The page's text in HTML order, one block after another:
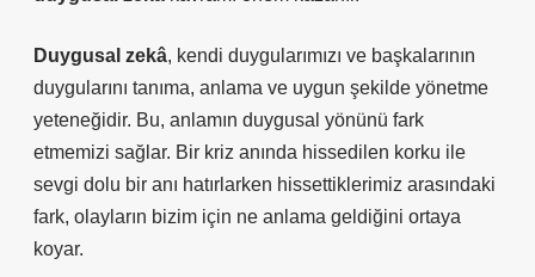
Duygusal zekâ, kendi duygularımızı ve başkalarının
duygularını tanıma, anlama ve uygun şekilde yönetme
yeteneğidir. Bu, anlamın duygusal yönünü fark
etmemizi sağlar. Bir kriz anında hissedilen korku ile
sevgi dolu bir anı hatırlarken hissettiklerimiz arasındaki
fark, olayların bizim için ne anlama geldiğini ortaya
koyar.